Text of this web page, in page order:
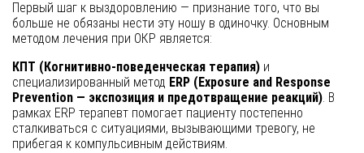
Первый шаг к выздоровлению — признание того, что вы
больше не обязаны нести эту ношу в одиночку. Основным
методом лечения при ОКР является:
КПТ (Когнитивно-поведенческая терапия) и
специализированный метод ERP (Exposure and Response
Prevention — экспозиция и предотвращение реакций). В
рамках ERP терапевт помогает пациенту постепенно
сталкиваться с ситуациями, вызывающими тревогу, не
прибегая к компульсивным действиям.